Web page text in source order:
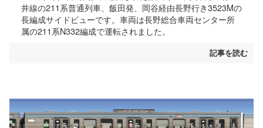
井線の211系普通列車、飯田発、岡谷経由長野行き3523Mの
長編成サイドビューです。車両は長野総合車両センター所
属の211系N332編成で運転されました。
記事を読む